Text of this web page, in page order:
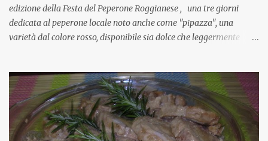
edizione della Festa del Peperone Roggianese , una tre giorni
dedicata al peperone locale noto anche come "pipazza", una
varietà dal colore rosso, disponibile sia dolce che leggermente
(Pat) della Calabria. Un ingrediente versatile in cucina, utilizzato
fresco o essiccato in ricette della tradizione o in piatti innovativi.
Durante la prima serata dell'evento abbiamo avuto prova della
versatilità di questo ingrediente durante il "2° Concorso
Gastronomico di piatti a base di peperone Roggianese" ideato da